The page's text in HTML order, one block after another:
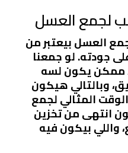
لجمع العسل
العسل بيعتبر من
جودته. لو جمعنا
ممكن يكون لسه
وبالتالي هيكون
المثالي لجمع
انتهى من تخزين
واللي بيكون فيه